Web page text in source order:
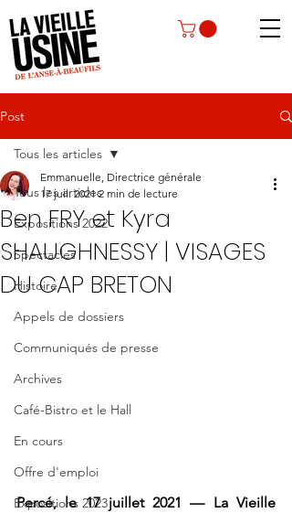
Post
Tous les articles
Expositions 2022
Spectacles
Histoire
Appels de dossiers
Communiqués de presse
Archives
Café-Bistro et le Hall
En cours
Offre d'emploi
Expositions 2023
Tous les articles
Ben FRY et Kyra
SHAUGHNESSY | VISAGES
DU CAP BRETON
Emmanuelle, Directrice générale
17 juil. 2021 2 min de lecture
Percé, le 17 juillet 2021 — La Vieille